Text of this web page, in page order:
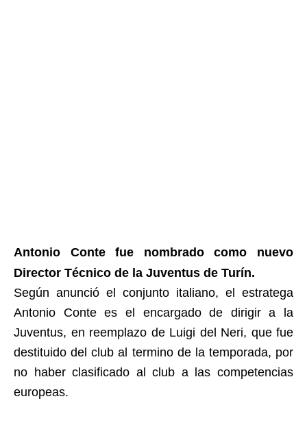
Antonio Conte fue nombrado como nuevo
Director Técnico de la Juventus de Turín.
Según anunció el conjunto italiano, el estratega
Antonio Conte es el encargado de dirigir a la
Juventus, en reemplazo de Luigi del Neri, que fue
destituido del club al termino de la temporada, por
no haber clasificado al club a las competencias
europeas.